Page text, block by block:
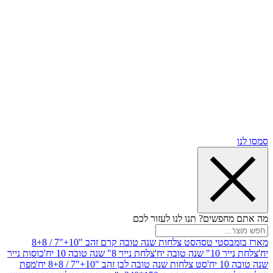
תנו לנו לעזור לכם
טסה
סט צלחות שנה טובה קרם זהב "10+"7 / 8+8
יח'
צלחת נייר 8" שנה טובה 10 יח'
כוסות נייר
סט צלחות שנה טובה לבן זהב "10+"7 / 8+8 יח'
מפת